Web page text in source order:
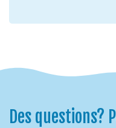
Des questions?